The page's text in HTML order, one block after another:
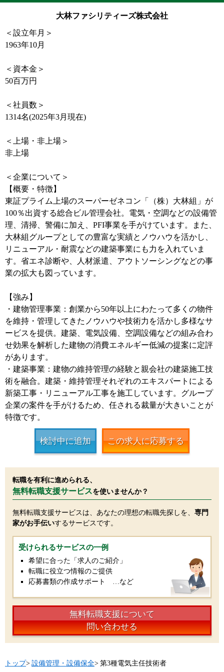
大林ファシリティーズ株式会社
＜設立年月＞
1963年10月
＜資本金＞
50百万円
＜社員数＞
1314名(2025年3月現在)
＜上場・非上場＞
非上場
＜企業について＞
【概要・特徴】
東証プライム上場のスーパーゼネコン「（株）大林組」が
100％出資する総合ビル管理会社。電気・空調などの設備管
理、清掃、警備に加え、PFI事業を手がけています。また、
大林組グループとしての豊富な実績とノウハウを活かし、
リニューアル・耐震などの建築事業にも力を入れていま
す。省エネ診断や、人材派遣、アウトソーシングなどの事
業の拡大も図っています。
【強み】
・建物管理事業：創業から50年以上にわたって多くの物件
を維持・管理してきたノウハウや技術力を活かし多様なサ
ービスを提供。建築、電気設備、空調設備などの組み合わ
せ効果を解析した建物の消費エネルギー低減の提案に定評
があります。
・建築事業：建物の維持管理の経験と親会社の建築施工技
術を融合。建築・維持管理それぞれのエキスパートによる
新築工事・リニューアル工事を施工しています。グループ
企業の案件を手がけるため、任される裁量が大きいことが
特徴です。
検討中に追加 この求人に応募する
転職を有利に進められる、
無料転職支援サービスを使いませんか？
無料転職支援サービスは、あなたの理想の転職先探しを、 専門
家がお手伝いするサービスです。
受けられるサービスの一例
希望に合った「求人のご紹介」
転職に役立つ情報のご提供
応募書類の作成サポート …など
無料転職支援について
問い合わせる
トップ> 設備管理・設備保全> 第3種電気主任技術者